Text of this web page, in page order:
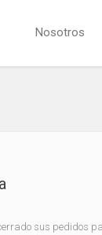
Nosotros
sus pedidos